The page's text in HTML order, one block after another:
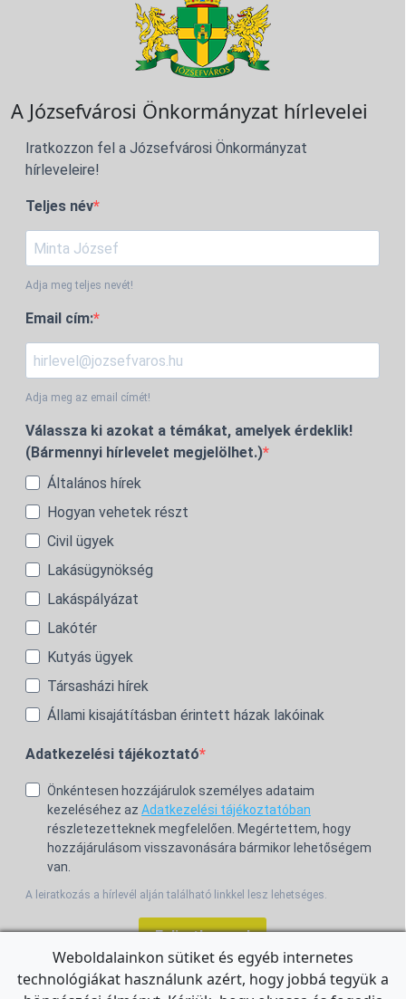
A Józsefvárosi Önkormányzat hírlevelei
Iratkozzon fel a Józsefvárosi Önkormányzat
hírleveleire!
Teljes név
Adja meg teljes nevét!
Email cím:
Adja meg az email címét!
Válassza ki azokat a témákat, amelyek érdeklik!
(Bármennyi hírlevelet megjelölhet.)
Általános hírek
Hogyan vehetek részt
Civil ügyek
Lakásügynökség
Lakáspályázat
Lakótér
Kutyás ügyek
Társasházi hírek
Állami kisajátításban érintett házak lakóinak
Adatkezelési tájékoztató
Önkéntesen hozzájárulok személyes adataim
kezeléséhez az Adatkezelési tájékoztatóban
részletezetteknek megfelelően. Megértettem, hogy
hozzájárulásom visszavonására bármikor lehetőségem
van.
A leiratkozás a hírlevél alján található linkkel lesz lehetséges.
Feliratkozom!
Weboldalainkon sütiket és egyéb internetes
technológiákat használunk azért, hogy jobbá tegyük a